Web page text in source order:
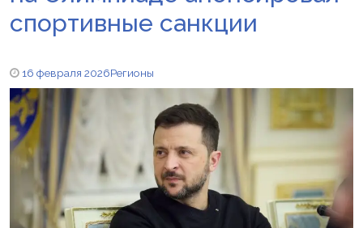
спортивные санкции
16 февраля 2026Регионы